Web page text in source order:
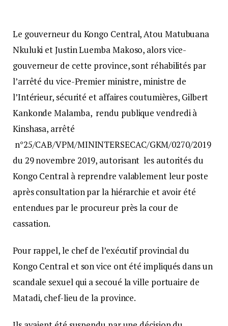
Le gouverneur du Kongo Central, Atou Matubuana
Nkuluki et Justin Luemba Makoso, alors vice-
gouverneur de cette province, sont réhabilités par
l’arrêté du vice-Premier ministre, ministre de
l’Intérieur, sécurité et affaires coutumières, Gilbert
Kankonde Malamba, rendu publique vendredi à
Kinshasa, arrêté
n°25/CAB/VPM/MININTERSECAC/GKM/0270/2019
du 29 novembre 2019, autorisant les autorités du
Kongo Central à reprendre valablement leur poste
après consultation par la hiérarchie et avoir été
entendues par le procureur près la cour de
cassation.
Pour rappel, le chef de l’exécutif provincial du
Kongo Central et son vice ont été impliqués dans un
scandale sexuel qui a secoué la ville portuaire de
Matadi, chef-lieu de la province.